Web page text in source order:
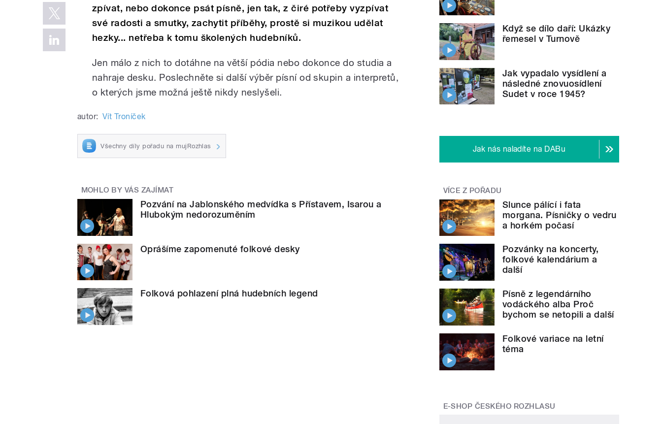
zpívat, nebo dokonce psát písně, jen tak, z čiré potřeby vyzpívat
své radosti a smutky, zachytit příběhy, prostě si muzikou udělat
hezky... netřeba k tomu školených hudebníků.
Jen málo z nich to dotáhne na větší pódia nebo dokonce do studia a
nahraje desku. Poslechněte si další výběr písní od skupin a interpretů,
o kterých jsme možná ještě nikdy neslyšeli.
autor: Vít Troníček
Všechny díly pořadu na mujRozhlas
MOHLO BY VÁS ZAJÍMAT
Pozvání na Jablonského medvídka s Přístavem, Isarou a
Hlubokým nedorozuměním
Oprášíme zapomenuté folkové desky
Folková pohlazení plná hudebních legend
Když se dílo daří: Ukázky
řemesel v Turnově
Jak vypadalo vysídlení a
následné znovuosídlení
Sudet v roce 1945?
Jak nás naladíte na DABu
VÍCE Z POŘADU
Slunce pálící i fata
morgana. Písničky o vedru
a horkém počasí
Pozvánky na koncerty,
folkové kalendárium a
další
Písně z legendárního
vodáckého alba Proč
bychom se netopili a další
Folkové variace na letní
téma
E-SHOP ČESKÉHO ROZHLASU